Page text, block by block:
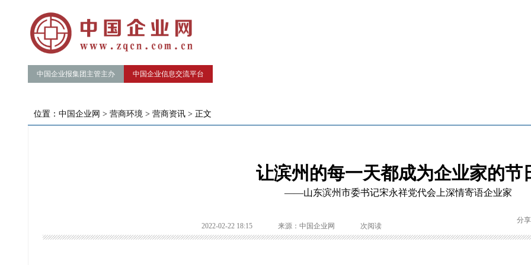
中国企业报集团主管主办 中国企业信息交流平台
位置： 中国企业网 > 营商环境 > 营商资讯 > 正文
让滨州的每一天都成为企业家的节
——山东滨州市委书记宋永祥党代会上深情寄语企业家
2022-02-22 18:15 来源：中国企业网 次阅读
分